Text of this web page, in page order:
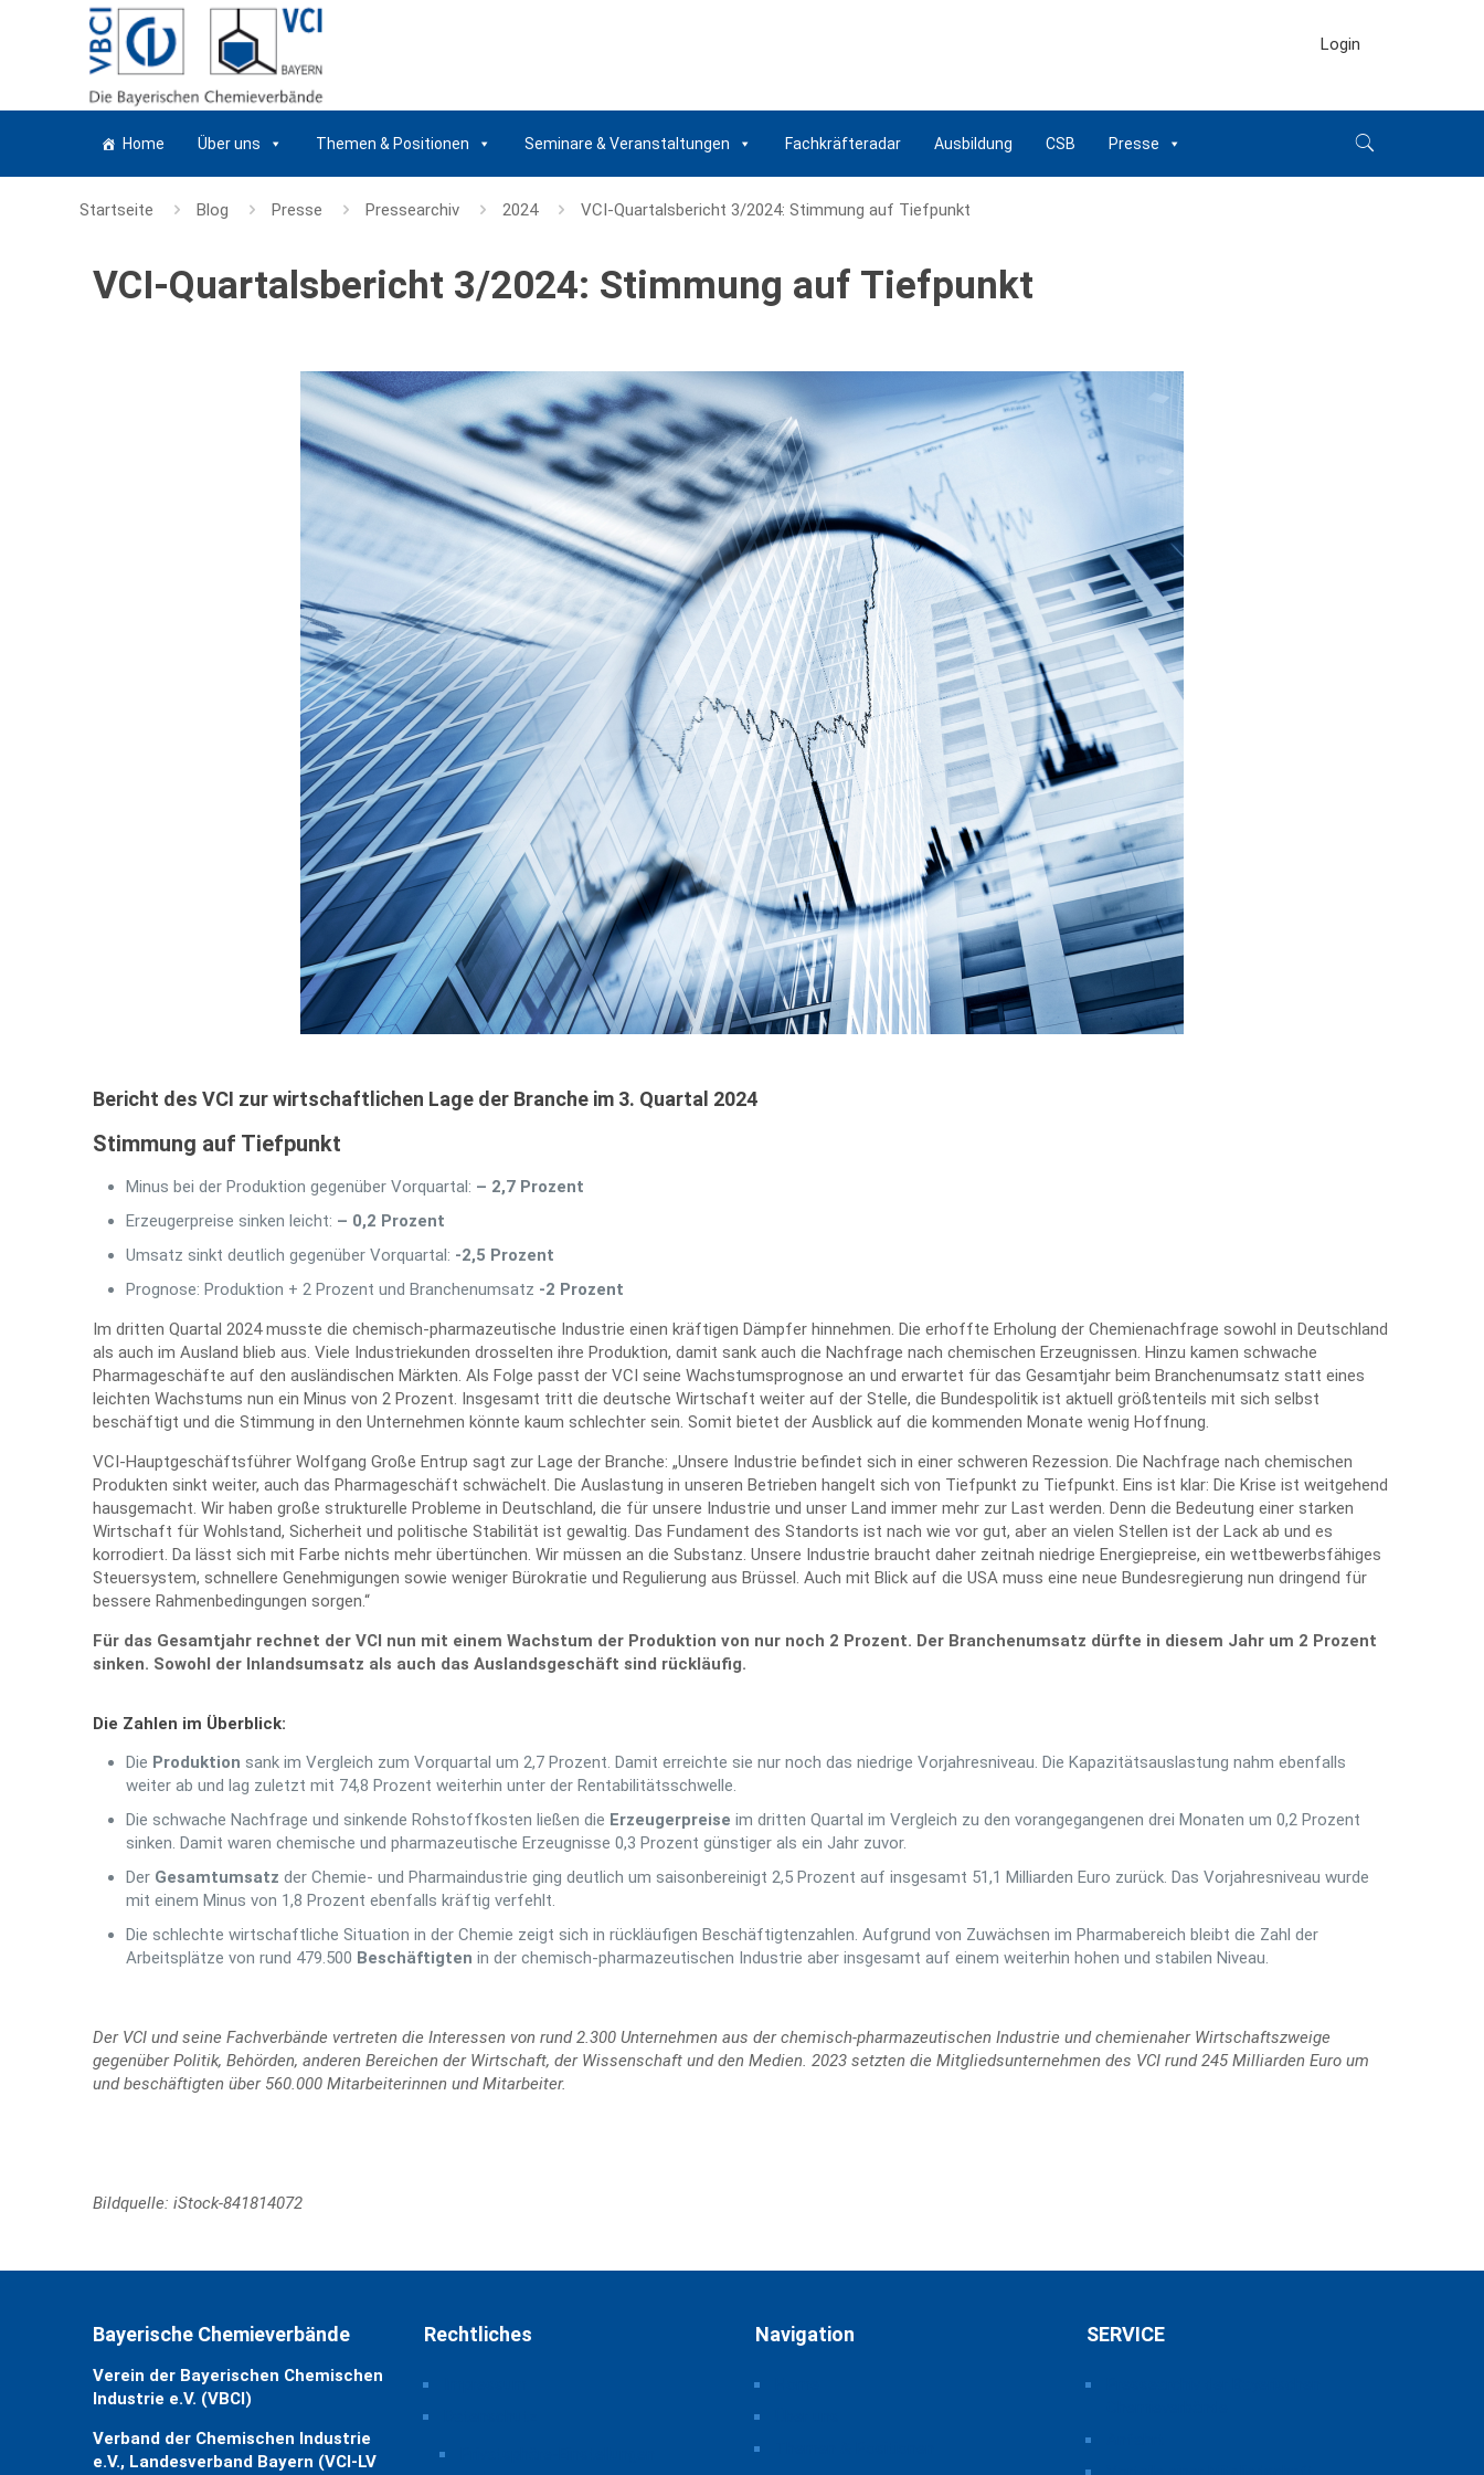
Login
Home Über uns Themen & Positionen Seminare & Veranstaltungen Fachkräfteradar Ausbildung CSB Presse
Startseite Blog Presse Pressearchiv 2024 VCI-Quartalsbericht 3/2024: Stimmung auf Tiefpunkt
VCI-Quartalsbericht 3/2024: Stimmung auf Tiefpunkt
Bericht des VCI zur wirtschaftlichen Lage der Branche im 3. Quartal 2024
Stimmung auf Tiefpunkt
Minus bei der Produktion gegenüber Vorquartal: – 2,7 Prozent
Erzeugerpreise sinken leicht: – 0,2 Prozent
Umsatz sinkt deutlich gegenüber Vorquartal: -2,5 Prozent
Prognose: Produktion + 2 Prozent und Branchenumsatz -2 Prozent
Im dritten Quartal 2024 musste die chemisch-pharmazeutische Industrie einen kräftigen Dämpfer hinnehmen. Die erhoffte Erholung der Chemienachfrage sowohl in Deutschland
als auch im Ausland blieb aus. Viele Industriekunden drosselten ihre Produktion, damit sank auch die Nachfrage nach chemischen Erzeugnissen. Hinzu kamen schwache
Pharmageschäfte auf den ausländischen Märkten. Als Folge passt der VCI seine Wachstumsprognose an und erwartet für das Gesamtjahr beim Branchenumsatz statt eines
leichten Wachstums nun ein Minus von 2 Prozent. Insgesamt tritt die deutsche Wirtschaft weiter auf der Stelle, die Bundespolitik ist aktuell größtenteils mit sich selbst
beschäftigt und die Stimmung in den Unternehmen könnte kaum schlechter sein. Somit bietet der Ausblick auf die kommenden Monate wenig Hoffnung.
VCI-Hauptgeschäftsführer Wolfgang Große Entrup sagt zur Lage der Branche: „Unsere Industrie befindet sich in einer schweren Rezession. Die Nachfrage nach chemischen
Produkten sinkt weiter, auch das Pharmageschäft schwächelt. Die Auslastung in unseren Betrieben hangelt sich von Tiefpunkt zu Tiefpunkt. Eins ist klar: Die Krise ist weitgehend
hausgemacht. Wir haben große strukturelle Probleme in Deutschland, die für unsere Industrie und unser Land immer mehr zur Last werden. Denn die Bedeutung einer starken
Wirtschaft für Wohlstand, Sicherheit und politische Stabilität ist gewaltig. Das Fundament des Standorts ist nach wie vor gut, aber an vielen Stellen ist der Lack ab und es
korrodiert. Da lässt sich mit Farbe nichts mehr übertünchen. Wir müssen an die Substanz. Unsere Industrie braucht daher zeitnah niedrige Energiepreise, ein wettbewerbsfähiges
Steuersystem, schnellere Genehmigungen sowie weniger Bürokratie und Regulierung aus Brüssel. Auch mit Blick auf die USA muss eine neue Bundesregierung nun dringend für
bessere Rahmenbedingungen sorgen.“
Für das Gesamtjahr rechnet der VCI nun mit einem Wachstum der Produktion von nur noch 2 Prozent. Der Branchenumsatz dürfte in diesem Jahr um 2 Prozent
sinken. Sowohl der Inlandsumsatz als auch das Auslandsgeschäft sind rückläufig.
Die Zahlen im Überblick:
Die Produktion sank im Vergleich zum Vorquartal um 2,7 Prozent. Damit erreichte sie nur noch das niedrige Vorjahresniveau. Die Kapazitätsauslastung nahm ebenfalls
weiter ab und lag zuletzt mit 74,8 Prozent weiterhin unter der Rentabilitätsschwelle.
Die schwache Nachfrage und sinkende Rohstoffkosten ließen die Erzeugerpreise im dritten Quartal im Vergleich zu den vorangegangenen drei Monaten um 0,2 Prozent
sinken. Damit waren chemische und pharmazeutische Erzeugnisse 0,3 Prozent günstiger als ein Jahr zuvor.
Der Gesamtumsatz der Chemie- und Pharmaindustrie ging deutlich um saisonbereinigt 2,5 Prozent auf insgesamt 51,1 Milliarden Euro zurück. Das Vorjahresniveau wurde
mit einem Minus von 1,8 Prozent ebenfalls kräftig verfehlt.
Die schlechte wirtschaftliche Situation in der Chemie zeigt sich in rückläufigen Beschäftigtenzahlen. Aufgrund von Zuwächsen im Pharmabereich bleibt die Zahl der
Arbeitsplätze von rund 479.500 Beschäftigten in der chemisch-pharmazeutischen Industrie aber insgesamt auf einem weiterhin hohen und stabilen Niveau.
Der VCI und seine Fachverbände vertreten die Interessen von rund 2.300 Unternehmen aus der chemisch-pharmazeutischen Industrie und chemienaher Wirtschaftszweige
gegenüber Politik, Behörden, anderen Bereichen der Wirtschaft, der Wissenschaft und den Medien. 2023 setzten die Mitgliedsunternehmen des VCI rund 245 Milliarden Euro um
und beschäftigten über 560.000 Mitarbeiterinnen und Mitarbeiter.
Bildquelle: iStock-841814072
Bayerische Chemieverbände
Verein der Bayerischen Chemischen
Industrie e.V. (VBCI)
Verband der Chemischen Industrie
e.V., Landesverband Bayern (VCI-LV
Rechtliches Navigation SERVICE